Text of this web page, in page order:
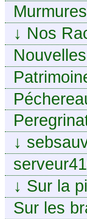
↓ Nos
↓
↓ Sur la
en
Sur les